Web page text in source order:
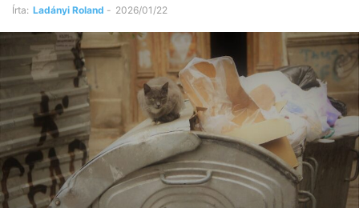
Írta: Ladányi Roland - 2026/01/22